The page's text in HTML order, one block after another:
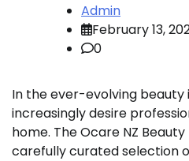
Admin
February 13,
0
In the ever-evolving beauty
increasingly desire
home. The Ocare NZ
carefully curated selection